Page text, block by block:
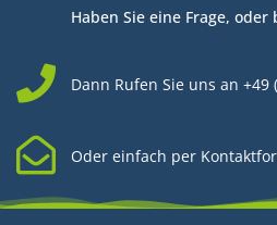
Haben Sie eine Frage, oder
Dann Rufen Sie uns an +49
Oder einfach per